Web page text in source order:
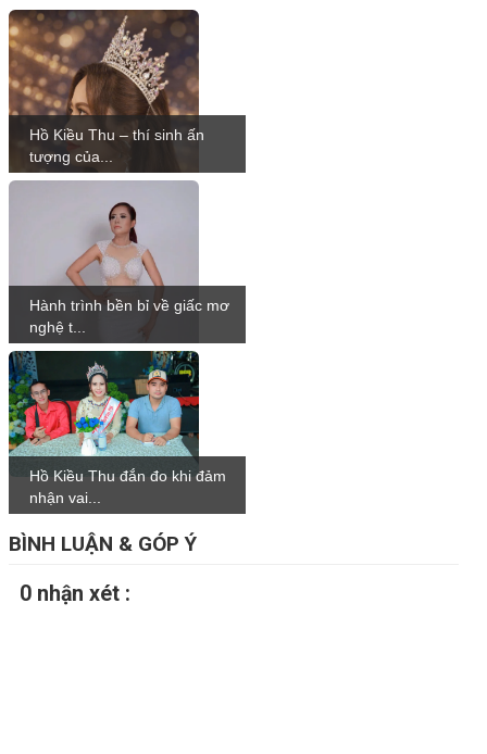
Hồ Kiều Thu – thí sinh ấn
tượng của...
Hành trình bền bỉ về giấc mơ
nghệ t...
Hồ Kiều Thu đắn đo khi đảm
nhận vai...
BÌNH LUẬN & GÓP Ý
0 nhận xét :